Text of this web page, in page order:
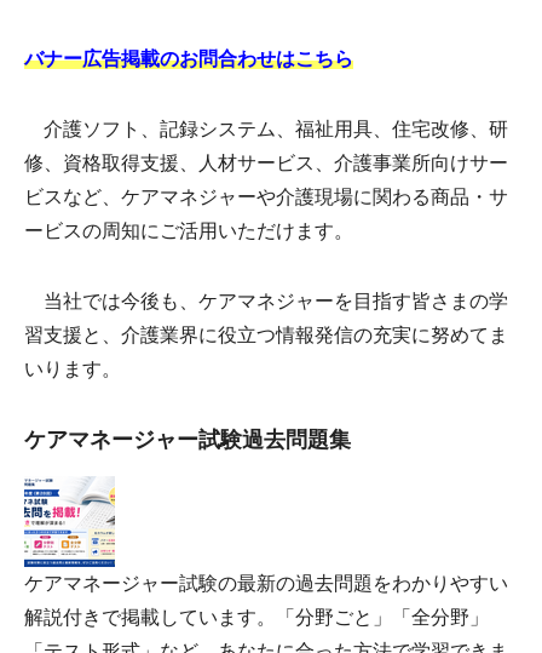
バナー広告掲載のお問合わせはこちら
介護ソフト、記録システム、福祉用具、住宅改修、研
修、資格取得支援、人材サービス、介護事業所向けサー
ビスなど、ケアマネジャーや介護現場に関わる商品・サ
ービスの周知にご活用いただけます。
当社では今後も、ケアマネジャーを目指す皆さまの学
習支援と、介護業界に役立つ情報発信の充実に努めてま
いります。
ケアマネージャー試験過去問題集
ケアマネージャー試験の最新の過去問題をわかりやすい
解説付きで掲載しています。「分野ごと」「全分野」